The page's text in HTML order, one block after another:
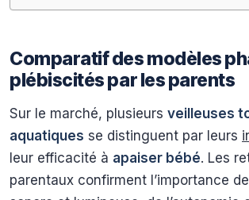
Comparatif des modèles
plébiscités par les parents
Sur le marché, plusieurs veilleuses
aquatiques se distinguent par leurs
leur efficacité à apaiser bébé. Les
parentaux confirment l’importance